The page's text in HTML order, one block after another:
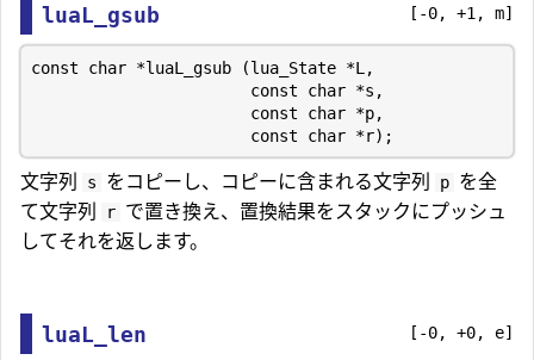
luaL_gsub [-0, +1, m]
const char *luaL_gsub (lua_State *L,
                       const char *s,
                       const char *p,
文字列 s をコピーし、コピーに含まれる文字列 p を全
て文字列
r で置き換え、置換結果をスタックにプッシュ
してそれを返します。
luaL_len [-0, +0, e]